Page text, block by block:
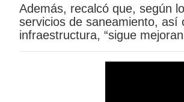
Además, recalcó que, según
servicios de saneamiento, así
infraestructura, “sigue